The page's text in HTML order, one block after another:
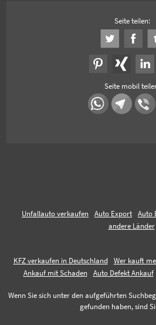
Seite teilen:
Seite mobil
Unfallauto verkaufen Auto Export
Auto
andere Länder
KFZ verkaufen in Deutschland Wer kauft
Ankauf mit Schaden
Auto Defekt Ankauf
Wenn Sie sich unter den aufgeführten
gefunden haben, sind